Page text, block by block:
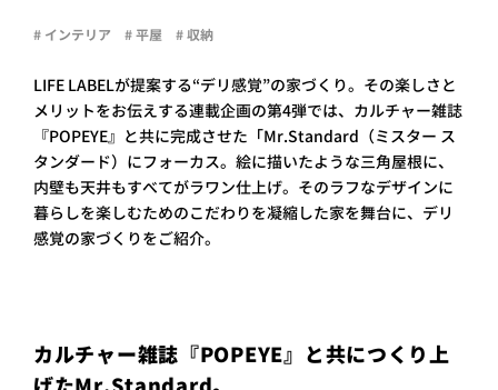
要
企業の
方へ
お問い
合わせ
# インテリア # 平屋 # 収納
LIFE LABELが提案する“デリ感覚”の家づくり。その楽しさと
メリットをお伝えする連載企画の第4弾では、カルチャー雑誌
『POPEYE』と共に完成させた「Mr.Standard（ミスター ス
タンダード）にフォーカス。絵に描いたような三角屋根に、
内壁も天井もすべてがラワン仕上げ。そのラフなデザインに
暮らしを楽しむためのこだわりを凝縮した家を舞台に、デリ
感覚の家づくりをご紹介。
カルチャー雑誌『POPEYE』と共につくり上